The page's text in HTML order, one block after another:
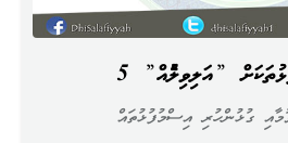
”އަލިވިލުމެއް” 5
ގުޅުންހުރި އިސްމުފުޅުތައް